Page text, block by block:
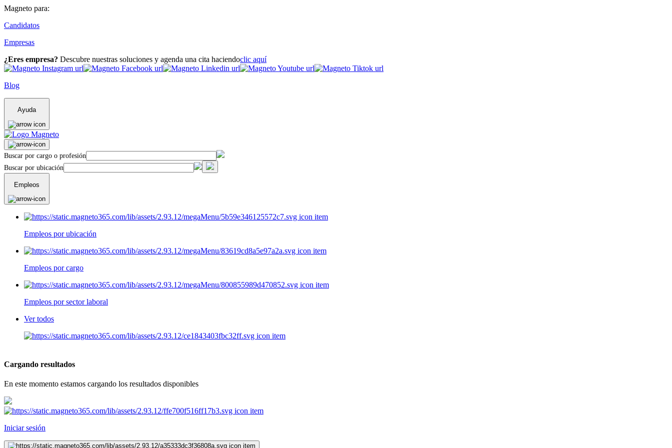
Magneto para:
Candidatos
Empresas
¿Eres empresa? Descubre nuestras soluciones y agenda una cita haciendoclic aquí
Blog
Ayuda
Buscar por cargo o profesión
Buscar por ubicación
Empleos
Empleos por ubicación
Empleos por cargo
Empleos por sector laboral
Ver todos
Cargando resultados
En este momento estamos cargando los resultados disponibles
Iniciar sesión